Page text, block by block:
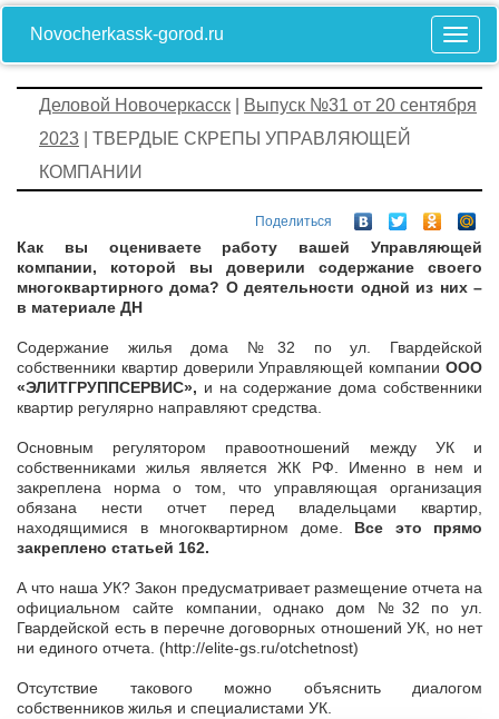
Novocherkassk-gorod.ru
Деловой Новочеркасск
Выпуск №31 от 20 сентября
2023 | ТВЕРДЫЕ СКРЕПЫ УПРАВЛЯЮЩЕЙ
КОМПАНИИ
Поделиться
Как вы оцениваете работу вашей Управляющей
компании, которой вы доверили содержание своего
многоквартирного дома? О деятельности одной из них –
в материале ДН
Содержание жилья дома №32 по ул. Гвардейской
собственники квартир доверили Управляющей компании ООО
«ЭЛИТГРУППСЕРВИС», и на содержание дома собственники
квартир регулярно направляют средства.
Основным регулятором правоотношений между УК и
собственниками жилья является ЖК РФ. Именно в нем и
закреплена норма о том, что управляющая организация
обязана нести отчет перед владельцами квартир,
находящимися в многоквартирном доме. Все это прямо
закреплено статьей 162.
А что наша УК? Закон предусматривает размещение отчета на
официальном сайте компании, однако дом №32 по ул.
Гвардейской есть в перечне договорных отношений УК, но нет
ни единого отчета. (http://elite-gs.ru/otchetnost)
Отсутствие такового можно объяснить диалогом
собственников жилья и специалистами УК.